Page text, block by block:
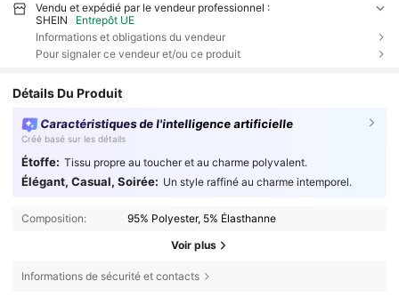
Vendu et expédié par le vendeur professionnel :
SHEIN
Entrepôt UE
Informations et obligations du vendeur
Pour signaler ce vendeur et/ou ce produit
Détails Du Produit
Caractéristiques de l'intelligence artificielle
Créé basé sur les détails
Étoffe: Tissu propre au toucher et au charme polyvalent.
Élégant, Casual, Soirée: Un style raffiné au charme intemporel.
Composition: 95% Polyester, 5% Élasthanne
Voir plus
Informations de sécurité et contacts